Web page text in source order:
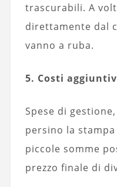
trascurabili. A
direttamente dal
vanno a ruba.
5. Costi
Spese di
persino la
piccole somme
prezzo finale di